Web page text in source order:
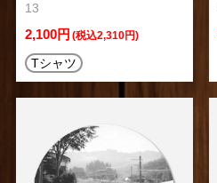
13
2,100円 (税込2,310円)
Tシャツ